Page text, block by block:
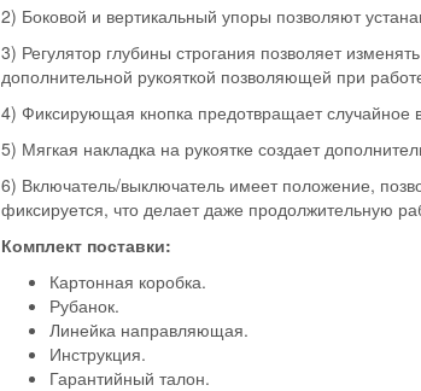
2) Боковой и вертикальный упоры позволяют
3) Регулятор глубины строгания позволяет
дополнительной рукояткой позволяющей при
4) Фиксирующая кнопка предотвращает случайное
5) Мягкая накладка на рукоятке создает
6) Включатель/выключатель имеет положение,
фиксируется, что делает даже продолжительную
Комплект поставки:
Картонная коробка.
Рубанок.
Линейка направляющая.
Инструкция.
Гарантийный талон.